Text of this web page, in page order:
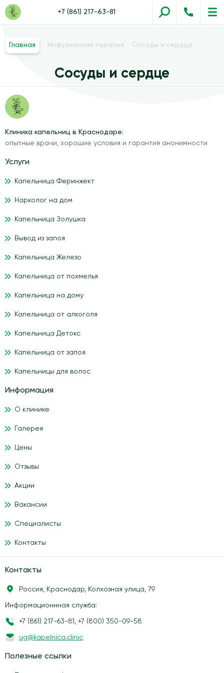
+7 (861) 217-63-81
Главная Инфузионная терапия Сосуды и сердце
Сосуды и сердце
Клиника капельниц в Краснодаре:
опытные врачи, хорошие условия и гарантия анонимности
Услуги
Капельница Феринжект
Нарколог на дом
Капельница Золушка
Вывод из запоя
Капельница Железо
Капельница от похмелья
Капельница на дому
Капельница от алкоголя
Капельница Детокс
Капельница от запоя
Капельницы для волос
Информация
О клинике
Галерея
Цены
Отзывы
Акции
Вакансии
Специалисты
Контакты
Контакты
Россия, Краснодар, Колхозная улица, 79
Информационнная служба:
+7 (861) 217-63-81 , +7 (800) 350-09-58
ug@kapelnica.clinic
Полезные ссылки